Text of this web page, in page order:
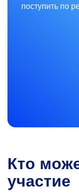
поступить по
Кто
участие